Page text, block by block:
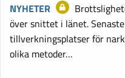
NYHETER
över snittet i länet.
tillverkningsplatser för
olika metoder…